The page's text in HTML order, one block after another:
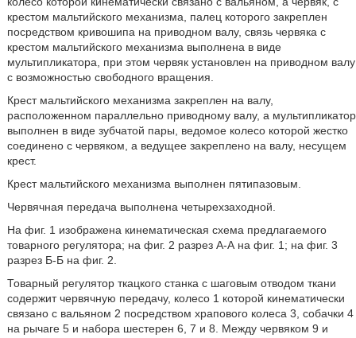
крестом мальтийского механизма, палец которого закреплен
посредством кривошипа на приводном валу, связь червяка с
крестом мальтийского механизма выполнена в виде
мультипликатора, при этом червяк установлен на приводном валу
с возможностью свободного вращения.
Крест мальтийского механизма закреплен на валу,
расположенном параллельно приводному валу, а мультипликатор
выполнен в виде зубчатой пары, ведомое колесо которой жестко
соединено с червяком, а ведущее закреплено на валу, несущем
крест.
Крест мальтийского механизма выполнен пятипазовым.
Червячная передача выполнена четырехзаходной.
На фиг. 1 изображена кинематическая схема предлагаемого
товарного регулятора; на фиг. 2 разрез А-А на фиг. 1; на фиг. 3
разрез Б-Б на фиг. 2.
Товарный регулятор ткацкого станка с шаговым отводом ткани
содержит червячную передачу, колесо 1 которой кинематически
связано с вальяном 2 посредством храпового колеса 3, собачки 4
на рычаге 5 и набора шестерен 6, 7 и 8. Между червяком 9 и